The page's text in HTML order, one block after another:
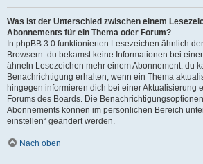
Was ist der Unterschied zwischen einem
Abonnements für ein Thema oder Forum?
In phpBB 3.0 funktionierten Lesezeichen ähnlich
Browsern: du bekamst keine Informationen bei
ähneln Lesezeichen mehr einem Abonnement: du
Benachrichtigung erhalten, wenn ein Thema
hingegen informieren dich bei einer Aktualisierung
Forums des Boards. Die
Abonnements können im persönlichen Bereich
einstellen“ geändert werden.
Nach oben